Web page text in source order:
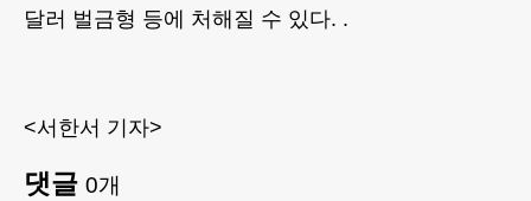
달러 벌금형 등에 처해질 수 있다. .
<서한서 기자>
댓글 0개